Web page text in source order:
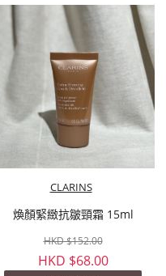
CLARINS
煥顏緊緻抗皺頸霜 15ml
HKD $152.00
HKD $68.00